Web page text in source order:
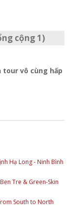
cộng 1)
vô cùng hấp
Hạ Long - Ninh Bình
Tre & Green-Skin
South to North